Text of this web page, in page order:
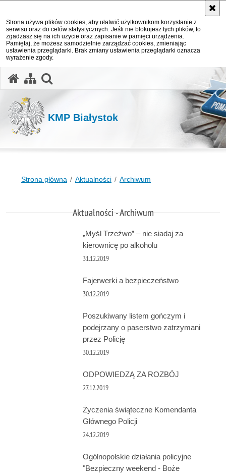
Strona używa plików cookies, aby ułatwić użytkownikom korzystanie z
serwisu oraz do celów statystycznych. Jeśli nie blokujesz tych plików, to
zgadzasz się na ich użycie oraz zapisanie w pamięci urządzenia.
Pamiętaj, że możesz samodzielnie zarządzać cookies, zmieniając
ustawienia przeglądarki. Brak zmiany ustawienia przeglądarki oznacza
wyrażenie zgody.
KMP Białystok
Strona główna Aktualności Archiwum
Aktualności - Archiwum
„Myśl Trzeźwo” – nie siadaj za
kierownicę po alkoholu
31.12.2019
Fajerwerki a bezpieczeństwo
30.12.2019
Poszukiwany listem gończym i
podejrzany o paserstwo zatrzymani
przez Policję
30.12.2019
ODPOWIEDZĄ ZA ROZBÓJ
27.12.2019
Życzenia świąteczne Komendanta
Głównego Policji
24.12.2019
Ogólnopolskie działania policyjne
"Bezpieczny weekend - Boże